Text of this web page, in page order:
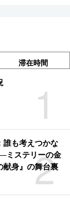
滞在時間
1
2
誰も考えつかな
ミステリーの金
献身』の舞台裏